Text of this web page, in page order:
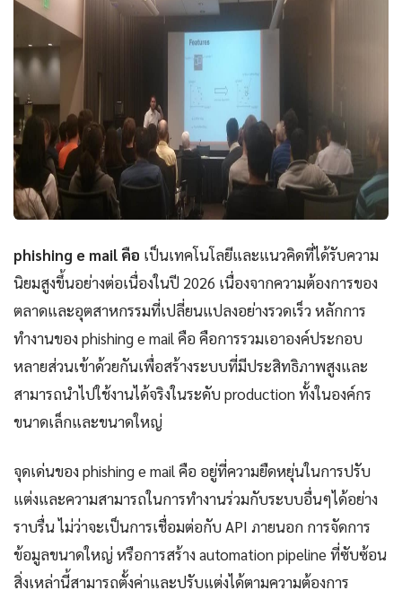
phishing e mail คือ เป็นเทคโนโลยีและแนวคิดที่ได้รับความ
นิยมสูงขึ้นอย่างต่อเนื่องในปี 2026 เนื่องจากความต้องการของ
ตลาดและอุตสาหกรรมที่เปลี่ยนแปลงอย่างรวดเร็ว หลักการ
ทำงานของ phishing e mail คือ คือการรวมเอาองค์ประกอบ
หลายส่วนเข้าด้วยกันเพื่อสร้างระบบที่มีประสิทธิภาพสูงและ
สามารถนำไปใช้งานได้จริงในระดับ production ทั้งในองค์กร
ขนาดเล็กและขนาดใหญ่
จุดเด่นของ phishing e mail คือ อยู่ที่ความยืดหยุ่นในการปรับ
แต่งและความสามารถในการทำงานร่วมกับระบบอื่นๆได้อย่าง
ราบรื่น ไม่ว่าจะเป็นการเชื่อมต่อกับ API ภายนอก การจัดการ
ข้อมูลขนาดใหญ่ หรือการสร้าง automation pipeline ที่ซับซ้อน
สิ่งเหล่านี้สามารถตั้งค่าและปรับแต่งได้ตามความต้องการ